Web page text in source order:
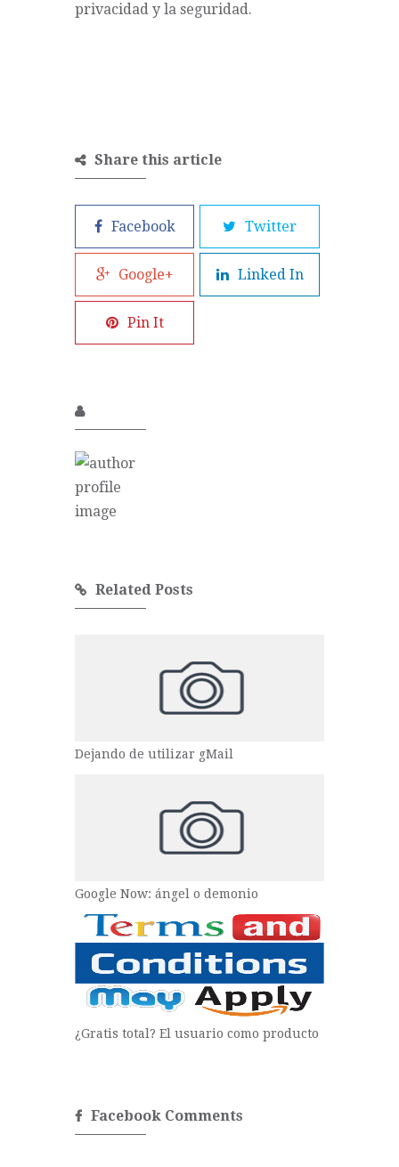
privacidad y la seguridad.
Share this article
Facebook Twitter
Google+ Linked In
Pin It
Related Posts
Dejando de utilizar gMail
Google Now: ángel o demonio
¿Gratis total? El usuario como producto
Facebook Comments